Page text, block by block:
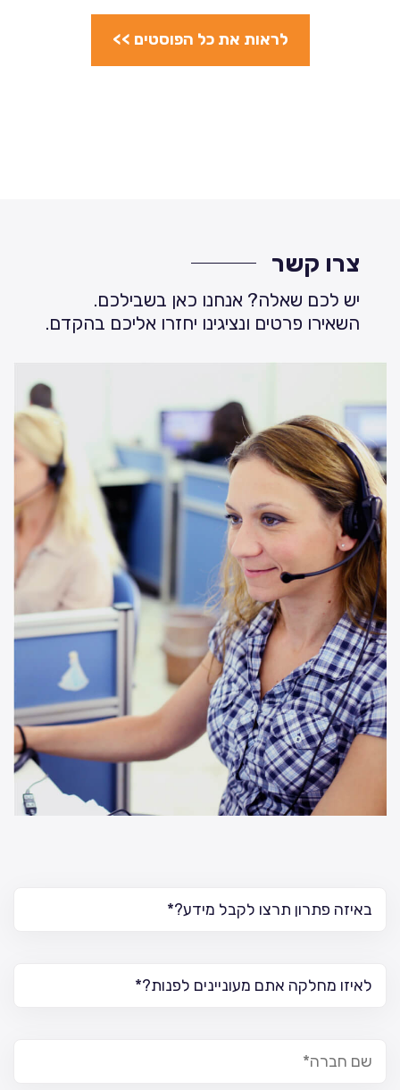
לראות את כל הפוסטים >>
צרו קשר
יש לכם שאלה? אנחנו כאן בשבילכם.
השאירו פרטים ונציגינו יחזרו אליכם בהקדם.